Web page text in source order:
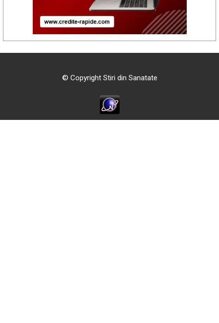
© Copyright Stiri din Sanatate